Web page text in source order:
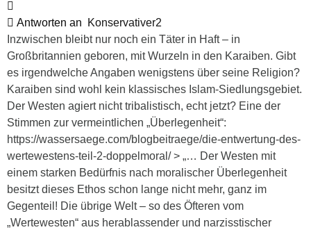
Antworten an
Konservativer2
Inzwischen bleibt nur noch ein Täter in Haft – in
Großbritannien geboren, mit Wurzeln in den Karaiben. Gibt
es irgendwelche Angaben wenigstens über seine Religion?
Karaiben sind wohl kein klassisches Islam-Siedlungsgebiet.
Der Westen agiert nicht tribalistisch, echt jetzt? Eine der
Stimmen zur vermeintlichen „Überlegenheit“:
https://wassersaege.com/blogbeitraege/die-entwertung-des-
wertewestens-teil-2-doppelmoral/ > „… Der Westen mit
einem starken Bedürfnis nach moralischer Überlegenheit
besitzt dieses Ethos schon lange nicht mehr, ganz im
Gegenteil! Die übrige Welt – so des Öfteren vom
„Wertewesten“ aus herablassender und narzisstischer